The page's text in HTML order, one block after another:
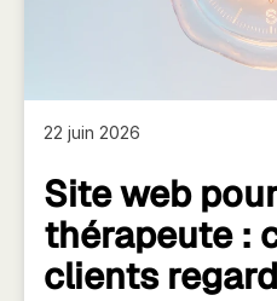
22 juin 2026
Site web
thérapeute :
clients